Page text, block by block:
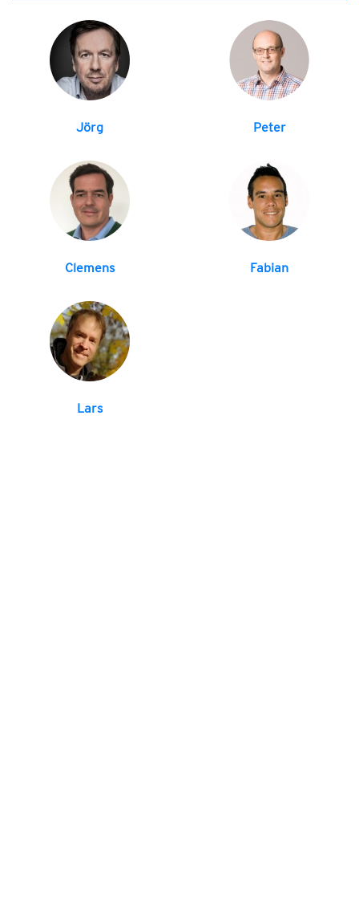
Jörg Peter
Clemens Fabian
Lars